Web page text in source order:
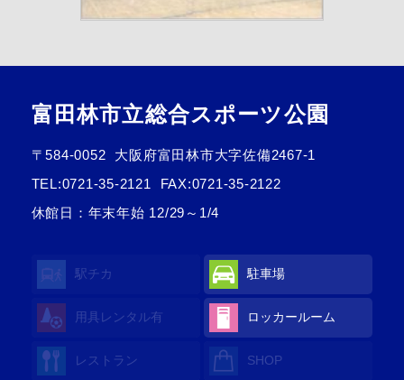
富田林市立総合スポーツ公園
〒584-0052
大阪府富田林市大字佐備2467-1
TEL:0721-35-2121
FAX:0721-35-2122
休館日：年末年始 12/29～1/4
駅チカ 駐車場
用具レンタル有 ロッカールーム
レストラン SHOP